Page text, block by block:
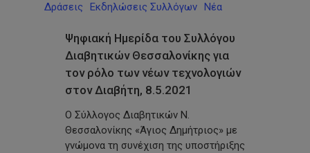
Δράσεις Εκδηλώσεις Συλλόγων Νέα
Ψηφιακή Ημερίδα του Συλλόγου
Διαβητικών Θεσσαλονίκης για
τον ρόλο των νέων τεχνολογιών
στον Διαβήτη, 8.5.2021
O Σύλλογος Διαβητικών Ν.
Θεσσαλονίκης «Άγιος Δημήτριος» με
γνώμονα τη συνέχιση της υποστήριξης